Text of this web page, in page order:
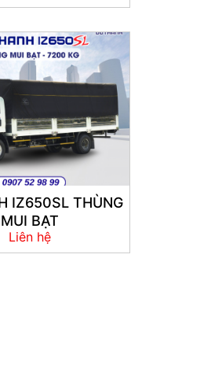
IZ650SL THÙNG
MUI BẠT
Liên hệ